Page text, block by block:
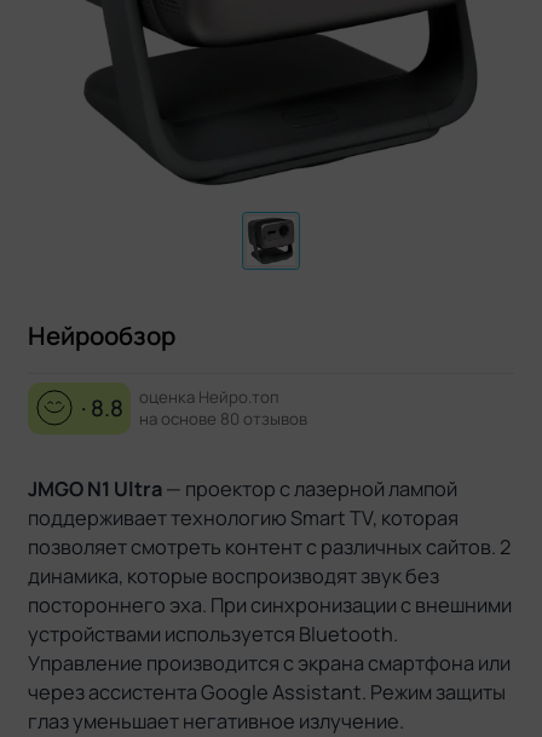
Нейрообзор
· 8.8
оценка Нейро.топ
на основе 80 отзывов
JMGO N1 Ultra— проектор с лазерной лампой
поддерживает технологию Smart TV, которая
позволяет смотреть контент с различных сайтов. 2
динамика, которые воспроизводят звук без
постороннего эха. При синхронизации с внешними
устройствами используется Bluetooth.
Управление производится с экрана смартфона или
через ассистента Google Assistant. Режим защиты
глаз уменьшает негативное излучение.